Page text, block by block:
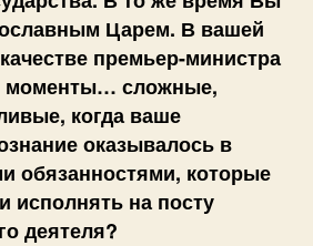
Царем. В вашей
премьер-министра
моменты… сложные,
когда ваше
оказывалось в
обязанностями, которые
на посту
деятеля?